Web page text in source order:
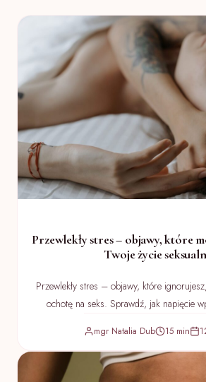
Przewlekły stres – objawy, które
Twoje życie
Przewlekły stres – objawy, które
ochotę na seks. Sprawdź, jak napięcie
mgr Natalia Dub 15 min